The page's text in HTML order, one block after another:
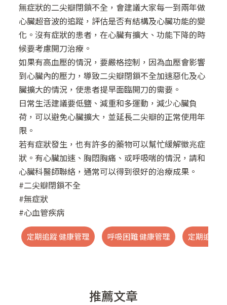
無症狀的二尖瓣閉鎖不全，會建議大家每一到兩年做
心臟超音波的追蹤，評估是否有結構及心臟功能的變
化。沒有症狀的患者，在心臟有擴大、功能下降的時
候要考慮開刀治療。
如果有高血壓的情況，要嚴格控制，因為血壓會影響
到心臟內的壓力，導致二尖瓣閉鎖不全加速惡化及心
臟擴大的情況，使患者提早面臨開刀的需要。
日常生活建議要低鹽、減重和多運動，減少心臟負
荷，可以避免心臟擴大，並延長二尖瓣的正常使用年
限。
若有症狀發生，也有許多的藥物可以幫忙緩解徵兆症
狀。有心臟加速、胸悶胸痛、或呼吸喘的情況，請和
心臟科醫師聯絡，通常可以得到很好的治療成果。
#二尖瓣閉鎖不全
#無症狀
#心血管疾病
定期追蹤 健康管理 呼吸困難 健康管理 定期追蹤
推薦文章